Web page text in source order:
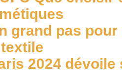
grand pas
2024